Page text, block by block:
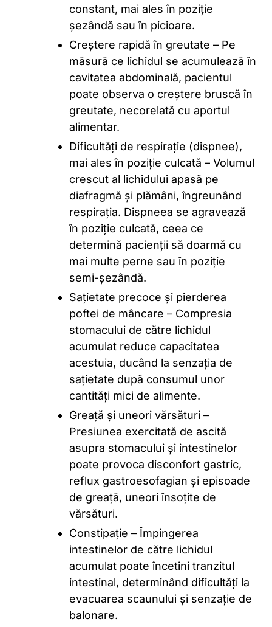
constant, mai ales în poziție
șezândă sau în picioare.
Creștere rapidă în greutate – Pe
măsură ce lichidul se acumulează în
cavitatea abdominală, pacientul
poate observa o creștere bruscă în
greutate, necorelată cu aportul
alimentar.
Dificultăți de respirație (dispnee),
mai ales în poziție culcată – Volumul
crescut al lichidului apasă pe
diafragmă și plămâni, îngreunând
respirația. Dispneea se agravează
în poziție culcată, ceea ce
determină pacienții să doarmă cu
mai multe perne sau în poziție
semi-șezândă.
Sațietate precoce și pierderea
poftei de mâncare – Compresia
stomacului de către lichidul
acumulat reduce capacitatea
acestuia, ducând la senzația de
sațietate după consumul unor
cantități mici de alimente.
Greață și uneori vărsături –
Presiunea exercitată de ascită
asupra stomacului și intestinelor
poate provoca disconfort gastric,
reflux gastroesofagian și episoade
de greață, uneori însoțite de
vărsături.
Constipație – Împingerea
intestinelor de către lichidul
acumulat poate încetini tranzitul
intestinal, determinând dificultăți la
evacuarea scaunului și senzație de
balonare.